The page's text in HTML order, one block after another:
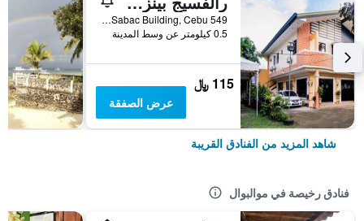
549 Doctor JP Rizal Street, Sabac Building, Cebu, موالبوال, الفلبين
0.5 كيلومتر عن وسط المدينة
115 ﷼
عرض الصفقة
شاهد المزيد من الفنادق القريبة
فنادق رخيصة في موالبوال